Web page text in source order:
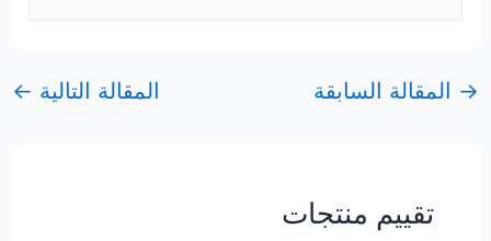
→ المقالة السابقة المقالة التالية ←
تقييم منتجات